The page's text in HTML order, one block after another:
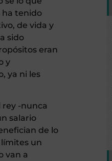
ha tenido
de vida y
sido
eran
y
ya ni les
-nunca
salario
de lo
un
van a